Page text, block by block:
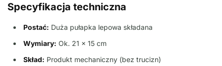
Specyfikacja techniczna
Postać: Duża pułapka lepowa składana
Wymiary: Ok. 21 x 15 cm
Skład: Produkt mechaniczny (bez trucizn)